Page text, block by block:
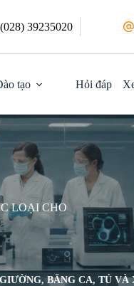
39235020
tạo Hỏi đáp
LOẠI CHO
BĂNG CA, TỦ